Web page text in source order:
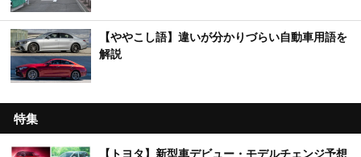
【ややこし語】違いが分かりづらい自動車用語を
解説
特集
【トヨタ】新型車デビュー・モデルチェンジ予想